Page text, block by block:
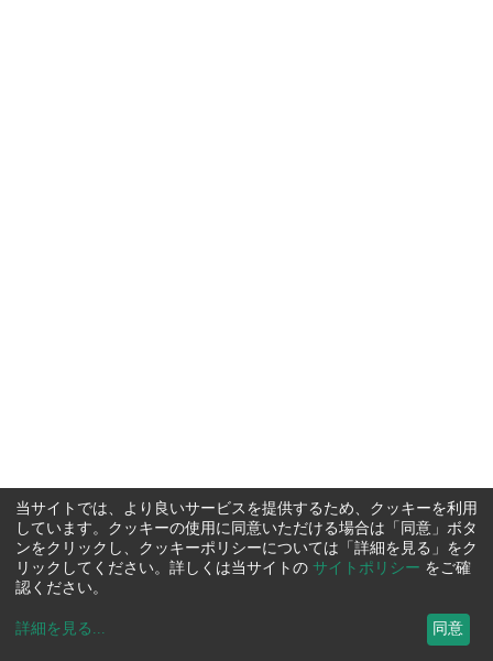
当サイトでは、より良いサービスを提供するため、クッキーを利用
しています。クッキーの使用に同意いただける場合は「同意」ボタ
ンをクリックし、クッキーポリシーについては「詳細を見る」をク
リックしてください。詳しくは当サイトの サイトポリシー をご確
認ください。
詳細を見る ... 同意